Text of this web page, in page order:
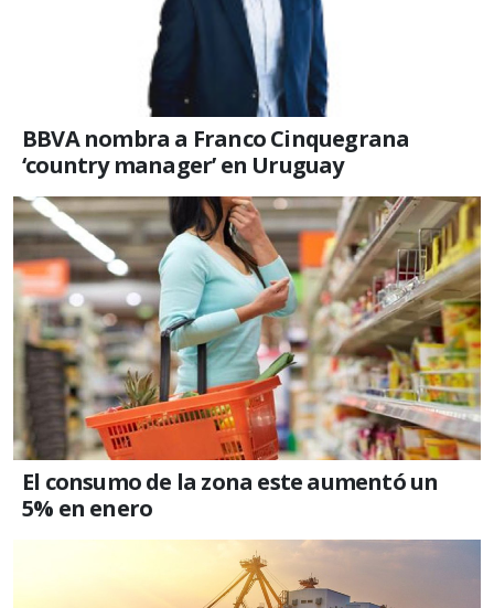
BBVA nombra a Franco Cinquegrana
‘country manager’ en Uruguay
El consumo de la zona este aumentó un
5% en enero